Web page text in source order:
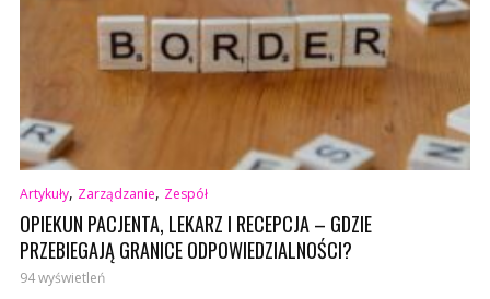
Artykuły, Zarządzanie, Zespół
OPIEKUN PACJENTA, LEKARZ I RECEPCJA – GDZIE
PRZEBIEGAJĄ GRANICE ODPOWIEDZIALNOŚCI?
94 wyświetleń